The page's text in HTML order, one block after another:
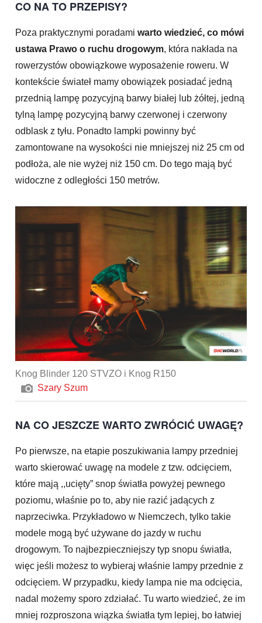
CO NA TO PRZEPISY?
Poza praktycznymi poradamiwarto wiedzieć, co mówi
ustawa Prawo o ruchu drogowym, która nakłada na
rowerzystów obowiązkowe wyposażenie roweru. W
kontekście świateł mamy obowiązek posiadać jedną
przednią lampę pozycyjną barwy białej lub żółtej, jedną
tylną lampę pozycyjną barwy czerwonej i czerwony
odblask z tyłu. Ponadto lampki powinny być
zamontowane na wysokości nie mniejszej niż 25 cm od
podłoża, ale nie wyżej niż 150 cm. Do tego mają być
widoczne z odległości 150 metrów.
Knog Blinder 120 STVZO i Knog R150
Szary Szum
NA CO JESZCZE WARTO ZWRÓCIĆ UWAGĘ?
Po pierwsze, na etapie poszukiwania lampy przedniej
warto skierować uwagę na modele z tzw. odcięciem,
które mają ,,ucięty” snop światła powyżej pewnego
poziomu, właśnie po to, aby nie razić jadących z
naprzeciwka. Przykładowo w Niemczech, tylko takie
modele mogą być używane do jazdy w ruchu
drogowym. To najbezpieczniejszy typ snopu światła,
więc jeśli możesz to wybieraj właśnie lampy przednie z
odcięciem. W przypadku, kiedy lampa nie ma odcięcia,
nadal możemy sporo zdziałać. Tu warto wiedzieć, że im
mniej rozproszona wiązka światła tym lepiej, bo łatwiej